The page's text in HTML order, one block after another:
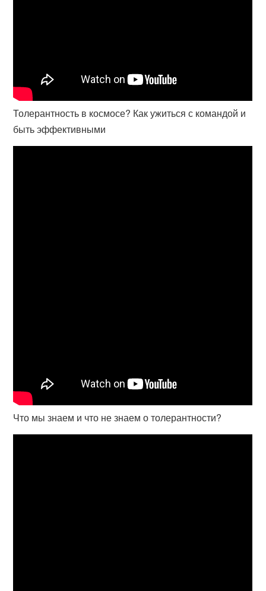
Толерантность в космосе? Как ужиться с командой и
быть эффективными
Что мы знаем и что не знаем о толерантности?